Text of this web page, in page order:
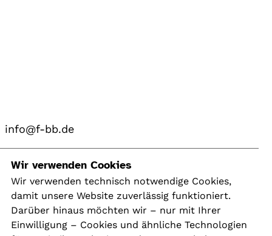
info@f-bb.de
Navigation
Kontakt
Presse
Wir verwenden Cookies
Wir verwenden technisch notwendige Cookies,
damit unsere Website zuverlässig funktioniert.
Darüber hinaus möchten wir – nur mit Ihrer
Einwilligung – Cookies und ähnliche Technologien